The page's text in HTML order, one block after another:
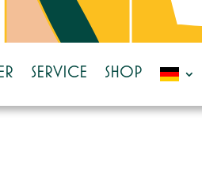
SERVICE SHOP